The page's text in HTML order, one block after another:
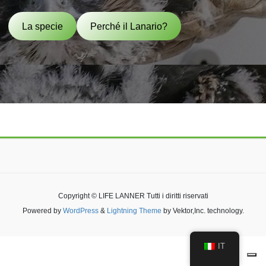
La specie Perché il Lanario?
Copyright © LIFE LANNER Tutti i diritti riservati
Powered by WordPress& Lightning Theme by Vektor,Inc. technology.